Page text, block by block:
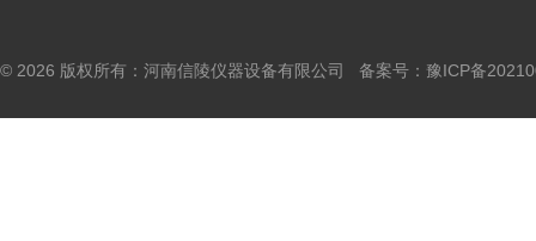
© 2026 版权所有：河南信陵仪器设备有限公司 备案号： 豫ICP备